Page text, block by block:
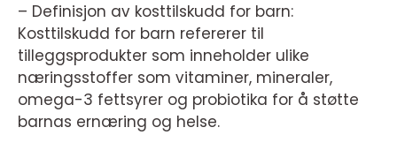
– Definisjon av kosttilskudd for barn:
Kosttilskudd for barn refererer til
tilleggsprodukter som inneholder ulike
næringsstoffer som vitaminer, mineraler,
omega-3 fettsyrer og probiotika for å støtte
barnas ernæring og helse.